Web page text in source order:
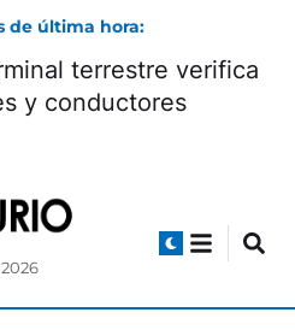
de última hora:
terrestre verifica
y conductores